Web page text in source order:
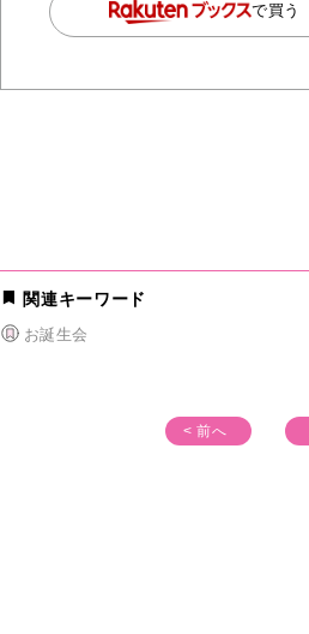
で買う
関連キーワード
お誕生会
< 前へ